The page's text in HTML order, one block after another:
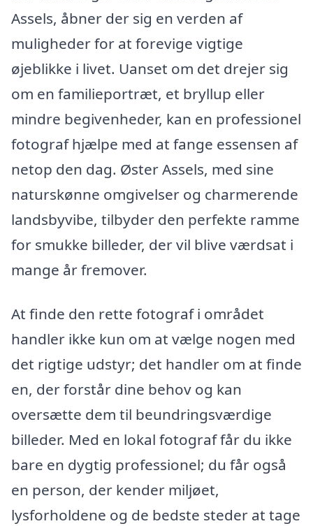
Assels, åbner der sig en verden af
muligheder for at forevige vigtige
øjeblikke i livet. Uanset om det drejer sig
om en familieportræt, et bryllup eller
mindre begivenheder, kan en professionel
fotograf hjælpe med at fange essensen af
netop den dag. Øster Assels, med sine
naturskønne omgivelser og charmerende
landsbyvibe, tilbyder den perfekte ramme
for smukke billeder, der vil blive værdsat i
mange år fremover.
At finde den rette fotograf i området
handler ikke kun om at vælge nogen med
det rigtige udstyr; det handler om at finde
en, der forstår dine behov og kan
oversætte dem til beundringsværdige
billeder. Med en lokal fotograf får du ikke
bare en dygtig professionel; du får også
en person, der kender miljøet,
lysforholdene og de bedste steder at tage